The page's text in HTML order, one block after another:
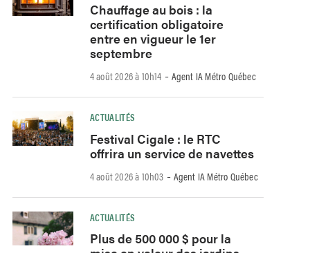
Chauffage au bois : la
certification obligatoire
entre en vigueur le 1er
septembre
4 août 2026 à 10h14 -Agent IA Métro Québec
ACTUALITÉS
Festival Cigale : le RTC
offrira un service de navettes
4 août 2026 à 10h03 -Agent IA Métro Québec
ACTUALITÉS
Plus de 500 000 $ pour la